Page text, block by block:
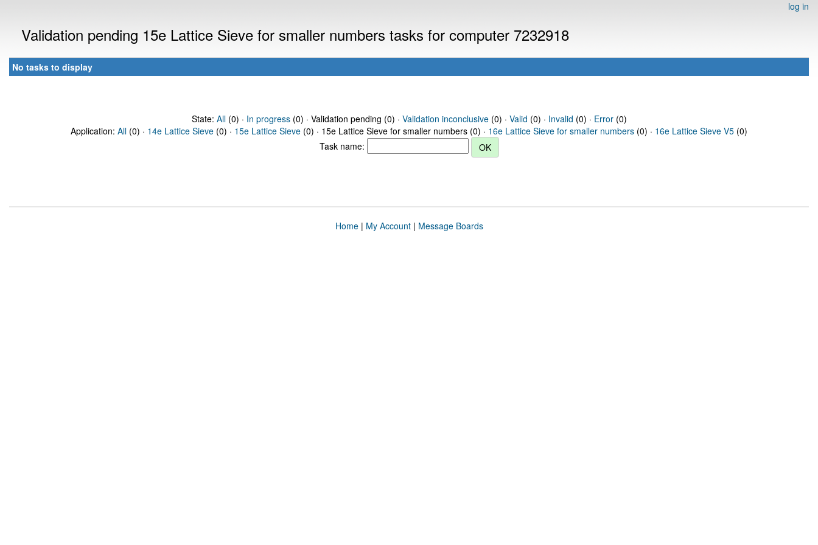
log in
Validation pending 15e Lattice Sieve for smaller numbers tasks for computer 7232918
No tasks to display
State: All(0) · In progress(0) · Validation pending (0) · Validation inconclusive(0) · Valid (0) · Invalid (0) · Error(0)
Application: All (0) · 14e Lattice Sieve (0) · 15e Lattice Sieve (0) · 15e Lattice Sieve for smaller numbers (0) · 16e Lattice Sieve for smaller numbers (0) · 16e Lattice Sieve V5 (0)
Task name:
Home| My Account| Message Boards